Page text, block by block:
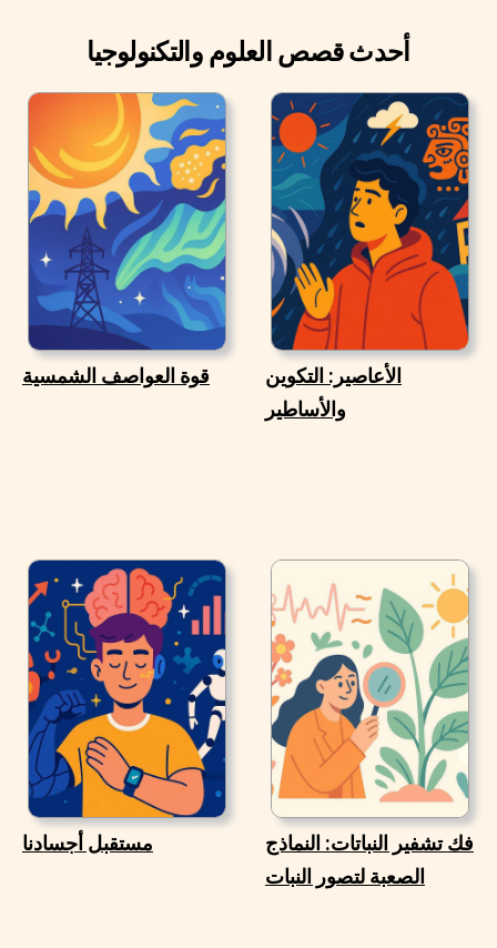
أحدث قصص العلوم والتكنولوجيا
قوة العواصف الشمسية
الأعاصير: التكوين
والأساطير
مستقبل أجسادنا
فك تشفير النباتات: النماذج
الصعبة لتصور النبات